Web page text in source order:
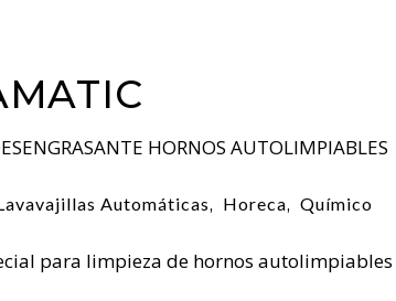
HORNOS AUTOLIMPIABLES
Automáticas, Horeca, Químico
para limpieza de hornos autolimpiables